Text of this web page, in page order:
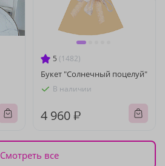
5 (1482)
Букет "Солнечный поцелуй"
В наличии
4 960 ₽
Смотреть все